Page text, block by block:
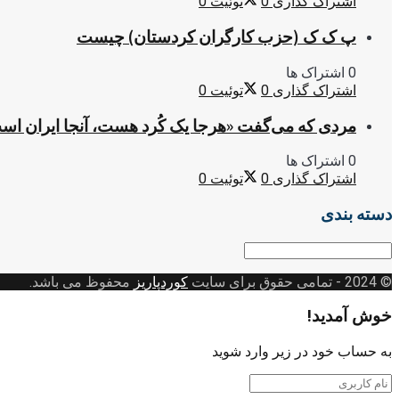
پ ک ک (حزب کارگران کردستان) چیست
0 اشتراک ها
اشتراک گذاری 0 توئیت 0
مردی که می‌گفت «هرجا یک کُرد هست، آنجا ایران
0 اشتراک ها
اشتراک گذاری 0 توئیت 0
دسته بندی
دسته
© 2024
- تمامی حقوق برای سایت کوردپاریز محفوظ می باشد.
خوش آمدید!
به حساب خود در زیر وارد شوید